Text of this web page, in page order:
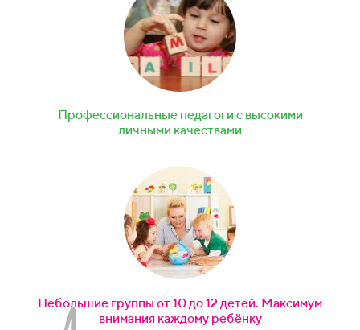
Профессиональные педагоги с высокими
личными качествами
Небольшие группы от 10 до 12 детей. Максимум
внимания каждому ребёнку